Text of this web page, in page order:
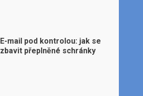
E-mail pod kontrolou: jak se
zbavit přeplněné schránky